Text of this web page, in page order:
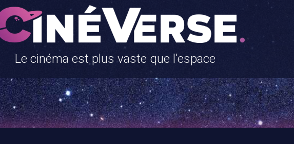
Le cinéma est plus vaste que l'espace